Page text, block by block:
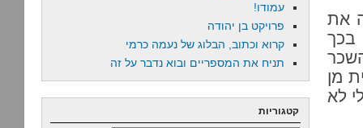
את
בכך
מן
לא
עמודו!
פרויקט בן יהודה
קרוא וכתוב, הבלוג של נעמה כרמי
תניח את המספריים ובוא נדבר על זה
קטגוריות